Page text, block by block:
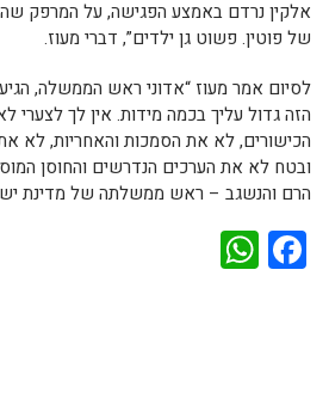
אלקין נרדם באמצע הפגישה, על המרפק
של פוטין. פשוט גן ילדים”, דברי מעוז.
לסיום אמר מעוז “אדוני ראש הממשלה,
הזה גדול עליך בכמה מידות. אין לך לצערי
הכישורים, לא את הסמכות והאחריות, לא את
ובטח לא את הערכים הנדרשים והחוסן
הרם והנשגב – ראש ממשלתה של מדינת
Facebook